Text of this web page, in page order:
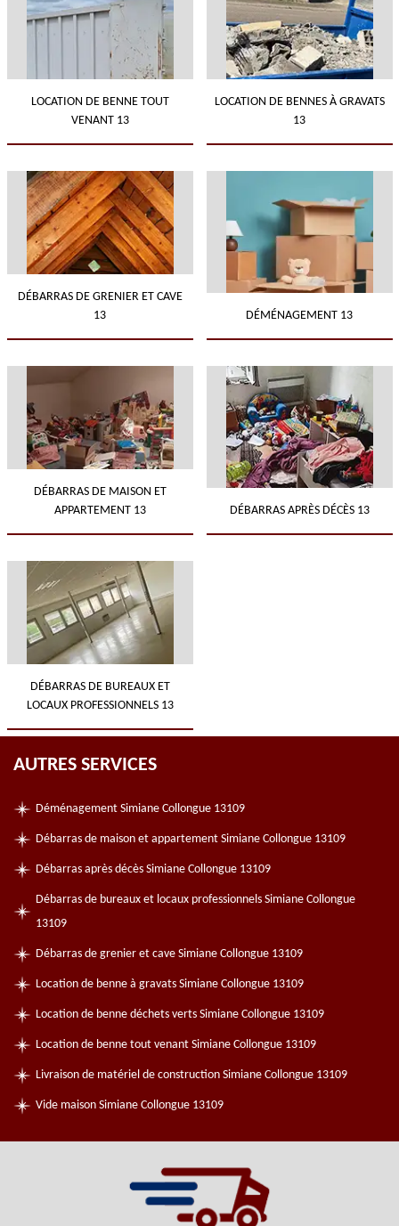
LOCATION DE BENNE TOUT
VENANT 13
LOCATION DE BENNES À GRAVATS
13
DÉBARRAS DE GRENIER ET CAVE
13
DÉMÉNAGEMENT 13
DÉBARRAS DE MAISON ET
APPARTEMENT 13
DÉBARRAS APRÈS DÉCÈS 13
DÉBARRAS DE BUREAUX ET
LOCAUX PROFESSIONNELS 13
AUTRES SERVICES
Déménagement Simiane Collongue 13109
Débarras de maison et appartement Simiane Collongue 13109
Débarras après décès Simiane Collongue 13109
Débarras de bureaux et locaux professionnels Simiane Collongue
13109
Débarras de grenier et cave Simiane Collongue 13109
Location de benne à gravats Simiane Collongue 13109
Location de benne déchets verts Simiane Collongue 13109
Location de benne tout venant Simiane Collongue 13109
Livraison de matériel de construction Simiane Collongue 13109
Vide maison Simiane Collongue 13109